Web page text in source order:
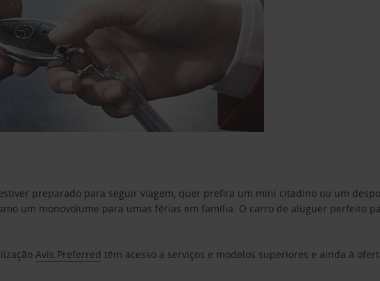
preparado para seguir viagem, quer prefira um mini citadino ou um
um monovolume para umas férias em família. O carro de aluguer perfeito
Avis Preferred têm acesso a serviços e modelos superiores e ainda à